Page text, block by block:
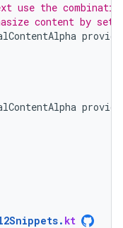
use the
content by
. kt